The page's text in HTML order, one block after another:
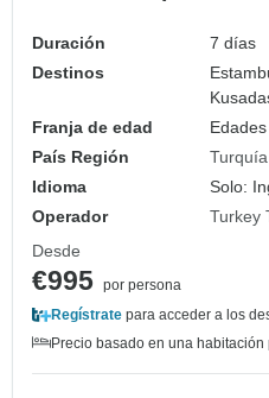
Duración
7 días
Destinos
Franja de edad
País Región
Idioma
Solo:
Operador
Turkey
Desde
€995 por persona
Regístrate para acceder a los
Precio basado en una habitación